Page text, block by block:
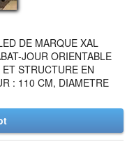
DE MARQUE XAL
JOUR ORIENTABLE
STRUCTURE EN
: 110 CM, DIAMETRE